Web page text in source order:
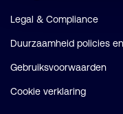
Legal & Compliance
Duurzaamheid policies
Gebruiksvoorwaarden
Cookie verklaring